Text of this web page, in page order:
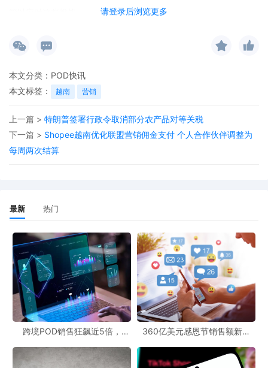
请登录后浏览更多
本文分类： POD快讯
本文标签：
越南 营销
上一篇 > 特朗普签署行政令取消部分农产品对等关税
下一篇 > Shopee越南优化联盟营销佣金支付 个人合作伙伴调整为
每周两次结算
最新 热门
跨境POD销售狂飙近5倍，
360亿美元感恩节销售额新纪
新风潮！